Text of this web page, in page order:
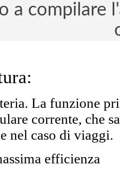
a compilare
La funzione
corrente, che
nel caso di viaggi.
efficienza